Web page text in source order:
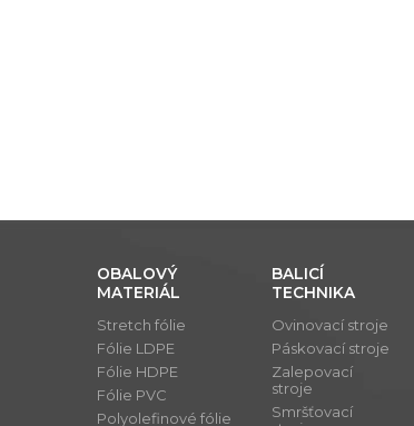
OBALOVÝ
MATERIÁL
Stretch fólie
Fólie LDPE
Fólie HDPE
Fólie PVC
Polyolefinové fólie
BALICÍ
TECHNIKA
Ovinovací stroje
Páskovací stroje
Zalepovací
stroje
Smršťovací